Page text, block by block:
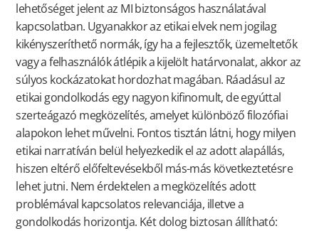
lehetőséget jelent az MI biztonságos használatával
kapcsolatban. Ugyanakkor az etikai elvek nem jogilag
kikényszeríthető normák, így ha a fejlesztők, üzemeltetők
vagy a felhasználók átlépik a kijelölt határvonalat, akkor az
súlyos kockázatokat hordozhat magában. Ráadásul az
etikai gondolkodás egy nagyon kifinomult, de egyúttal
szerteágazó megközelítés, amelyet különböző filozófiai
alapokon lehet művelni. Fontos tisztán látni, hogy milyen
etikai narratíván belül helyezkedik el az adott alapállás,
hiszen eltérő előfeltevésekből más-más következtetésre
lehet jutni. Nem érdektelen a megközelítés adott
problémával kapcsolatos relevanciája, illetve a
gondolkodás horizontja. Két dolog biztosan állítható: